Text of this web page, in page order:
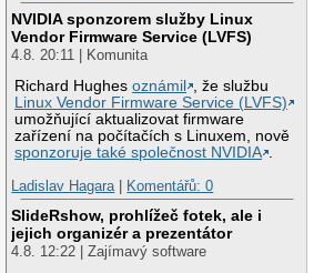
NVIDIA sponzorem služby Linux
Vendor Firmware Service (LVFS)
4.8. 20:11 | Komunita
Richard Hughesoznámil
, že službu
Linux Vendor Firmware Service (LVFS)
umožňující aktualizovat firmware
zařízení na počítačích s Linuxem, nově
sponzoruje také společnost NVIDIA .
Ladislav Hagara| Komentářů: 0
SlideRshow, prohlížeč fotek, ale i
jejich organizér a prezentátor
4.8. 12:22 | Zajímavý software